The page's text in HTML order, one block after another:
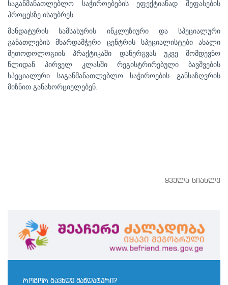
საგანმანათლებლო საჭიროებების ეფექტიანად შეფასების
პროცესზე ისაუბრეს.
მანდატურის სამსახურის ინკლუზიური და სპეციალური
განათლების მხარდამჭერი ცენტრის
სპეციალისტები ახალი
მეთოდოლოგიის პრაქტიკაში დანერგვას უკვე მომდევნო
წლიდან პირველ კლასში რეგისტრირებული ბავშვების
სპეციალური საგანმანათლებლო საჭიროების განსაზღვრის
მიზნით განახორციელებენ.
ყველა სიახლე
როგორ გავხდე მანდატური?